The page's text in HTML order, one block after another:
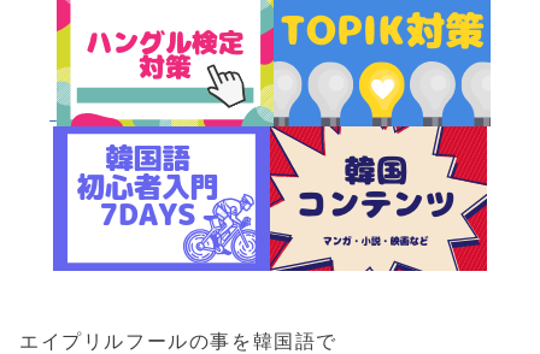
エイプリルフールの事を韓国語で